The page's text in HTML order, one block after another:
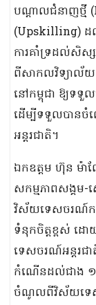
បណ្តាលជំនាញថ្មី
(Upskilling) ដ
ការគាំទ្រដល់សិស្
ពីសាកលវិទ្យាល័យ
នៅកម្ពុជា ឱ្យទទួ
ដើម្បីទទួលបានចំ
អន្តរជាតិ។
ឯកឧត្តម ហ៊ុន ម៉ា
សកម្មភាពសង្គម-
វិស័យទេសចរណ៍កម្
ទំនុកចិត្តខ្ពស់ ដោ
ទេសចរណ៍អន្តរជ
កំណើនដល់ជាង ១
ចំណូលពីវិស័យទេស